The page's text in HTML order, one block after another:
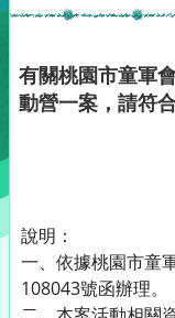
有關桃園市童軍
動營一案，請符
說明：
一、依據桃園市童
108043號函辦理。